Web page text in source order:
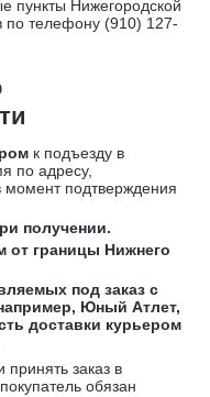
пункты Нижегородской
по телефону (910) 127-
к подъезду в
по адресу,
подтверждения
получении.
от границы Нижнего
под заказ с
Юный Атлет,
доставки курьером
принять заказ в
обязан